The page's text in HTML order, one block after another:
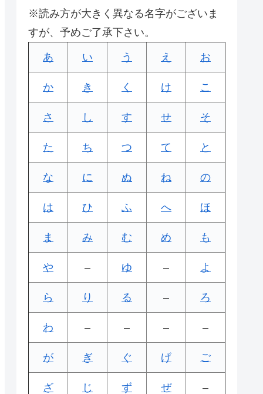
※読み方が大きく異なる名字がございま
すが、予めご了承下さい。
あ い う え お
か き く け こ
さ し す せ そ
た ち つ て と
な に ぬ ね の
は ひ ふ へ ほ
ま み む め も
や – ゆ – よ
ら り る – ろ
わ – – – –
が ぎ ぐ げ ご
ざ じ ず ぜ –